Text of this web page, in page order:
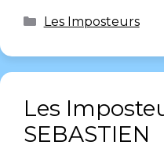
Les Imposteurs
Les
SEBASTIEN